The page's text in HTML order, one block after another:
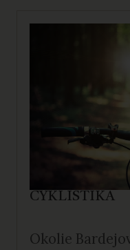
CYKLISTIKA
Okolie